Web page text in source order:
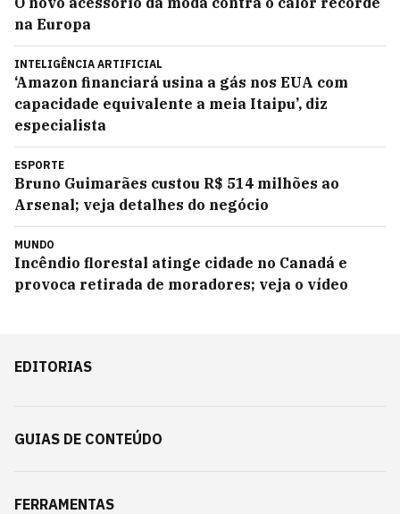
na Europa
INTELIGÊNCIA ARTIFICIAL
‘Amazon financiará usina a gás nos EUA com
capacidade equivalente a meia Itaipu’, diz
especialista
ESPORTE
Bruno Guimarães custou R$ 514 milhões ao
Arsenal; veja detalhes do negócio
MUNDO
Incêndio florestal atinge cidade no Canadá e
provoca retirada de moradores; veja o vídeo
EDITORIAS
GUIAS DE CONTEÚDO
FERRAMENTAS